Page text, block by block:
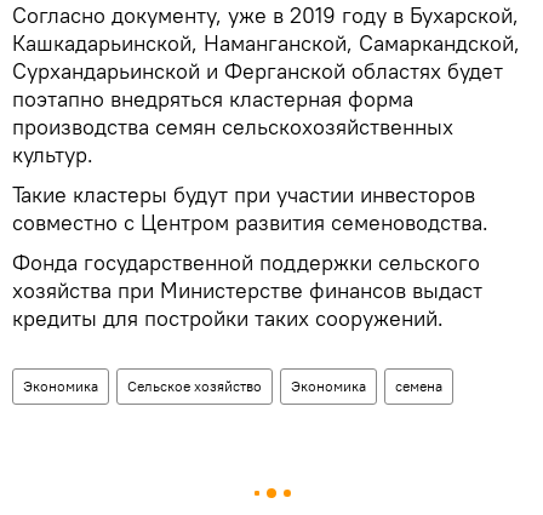
Согласно документу, уже в 2019 году в Бухарской,
Кашкадарьинской, Наманганской, Самаркандской,
Сурхандарьинской и Ферганской областях будет
поэтапно внедряться кластерная форма
производства семян сельскохозяйственных
культур.
Такие кластеры будут при участии инвесторов
совместно с Центром развития семеноводства.
Фонда государственной поддержки сельского
хозяйства при Министерстве финансов выдаст
кредиты для постройки таких сооружений.
Экономика Сельское хозяйство Экономика семена